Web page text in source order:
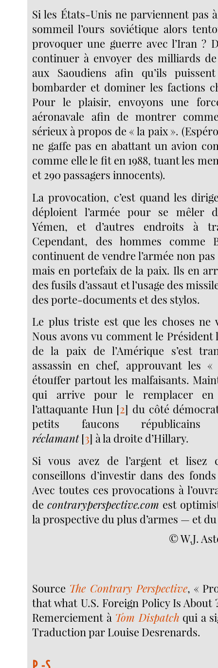
Si les États-Unis ne parviennent pas
sommeil l’ours soviétique alors
provoquer une guerre avec l’Iran ?
continuer à envoyer des milliards de
aux Saoudiens afin qu’ils
bombarder et dominer les factions
Pour le plaisir, envoyons une
aéronavale afin de montrer
sérieux à propos de « la paix ».
ne gaffe pas en abattant un avion
comme elle le fit en 1988, tuant les
et 290 passagers innocents).
La provocation, c’est quand les
déploient l’armée pour se mêler
Yémen, et d’autres endroits à
Cependant, des hommes comme
continuent de vendre l’armée non
mais en portefaix de la paix. Ils en
des fusils d’assaut et l’usage des
des porte-documents et des stylos.
Le plus triste est que les choses ne
Nous avons vu comment le
de la paix de l’Amérique s’est
assassin en chef, approuvant les
étouffer partout les malfaisants.
qui arrive pour le remplacer
l’attaquante Hun[2] du côté
petits faucons républicains
réclamant[3] à la droite d’Hillary.
Si vous avez de l’argent et lisez
conseillons d’investir dans des
Avec toutes ces provocations à
decontraryperspective.com est
la prospective du plus d’armes — et
© W.J.
Source The Contrary Perspective, «
that what U.S. Foreign Policy Is About
Remerciement à Tom Dispatch qui a
Traduction par Louise Desrenards.